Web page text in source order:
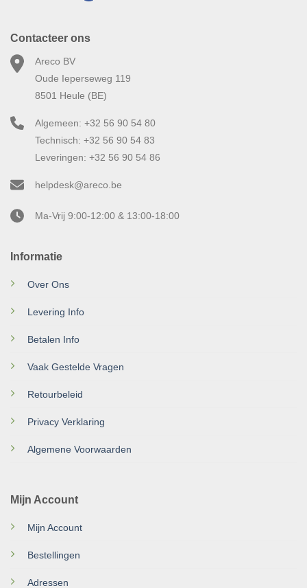
Informatie
Over Ons
Levering Info
Betalen Info
Vaak Gestelde Vragen
Retourbeleid
Privacy Verklaring
Algemene Voorwaarden
Mijn Account
Mijn Account
Bestellingen
Adressen
Contacteer ons
Areco BV
Oude Ieperseweg 119
8501 Heule (BE)
Algemeen: +32 56 90 54 80
Technisch: +32 56 90 54 83
Leveringen: +32 56 90 54 86
helpdesk@areco.be
Ma-Vrij 9:00-12:00 & 13:00-18:00